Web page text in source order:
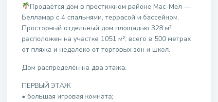
Продаётся дом в престижном районе Мас-Мел —
Белламар с 4 спальнями, террасой и бассейном.
Просторный отдельный дом площадью 328 м²
расположен на участке 1051 м², всего в 500 метрах
от пляжа и недалеко от торговых зон и школ.
Дом распределён на два этажа.
ПЕРВЫЙ ЭТАЖ
• большая игровая комната;